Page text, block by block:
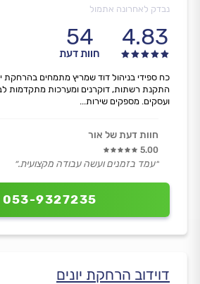
נבדק לאחרונה אתמול
4.83
54
חוות דעת
053-9327235
כח ספידי בניהול דוד שמריץ מתמחים בהרחקת
התקנת רשתות, דוקרנים ומערכות מתקדמות
ועסקים. מספקים שירות...
חוות דעת של אור
5.00
״עמד בזמנים ועשה עבודה מקצועית.״
דוידוב הרחקת יונים